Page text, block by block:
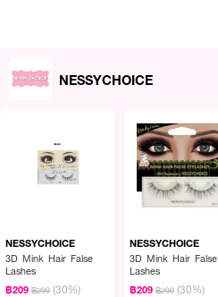
NESSYCHOICE
NESSYCHOICE
3D Mink Hair False
Lashes
฿209 ฿299 (30%)
NESSYCHOICE
3D Mink Hair False
Lashes
฿209 ฿299 (30%)